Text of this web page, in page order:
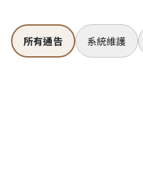
所有通告 系統維護